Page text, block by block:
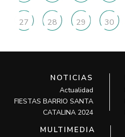
27 28 29 30
NOTICIAS
Actualidad
FIESTAS BARRIO SANTA
CATALINA 2024
MULTIMEDIA